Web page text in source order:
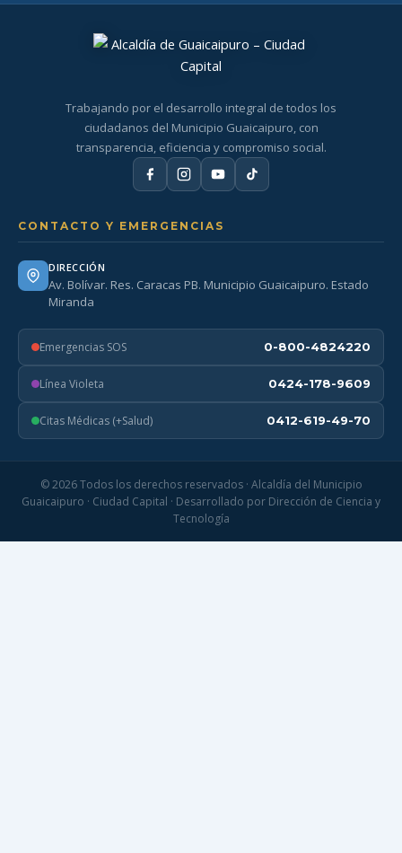
Trabajando por el desarrollo integral de todos los
ciudadanos del Municipio Guaicaipuro, con
transparencia, eficiencia y compromiso social.
CONTACTO Y EMERGENCIAS
DIRECCIÓN
Av. Bolívar. Res. Caracas PB. Municipio Guaicaipuro. Estado
Miranda
Emergencias SOS 0-800-4824220
Línea Violeta 0424-178-9609
Citas Médicas (+Salud) 0412-619-49-70
© 2026 Todos los derechos reservados · Alcaldía del Municipio
Guaicaipuro · Ciudad Capital · Desarrollado por Dirección de Ciencia y
Tecnología